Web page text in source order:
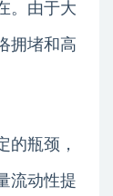
。由于大
拥堵和高
的瓶颈，
流动性提